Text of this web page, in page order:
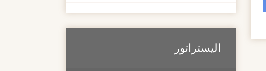
اليستراتور